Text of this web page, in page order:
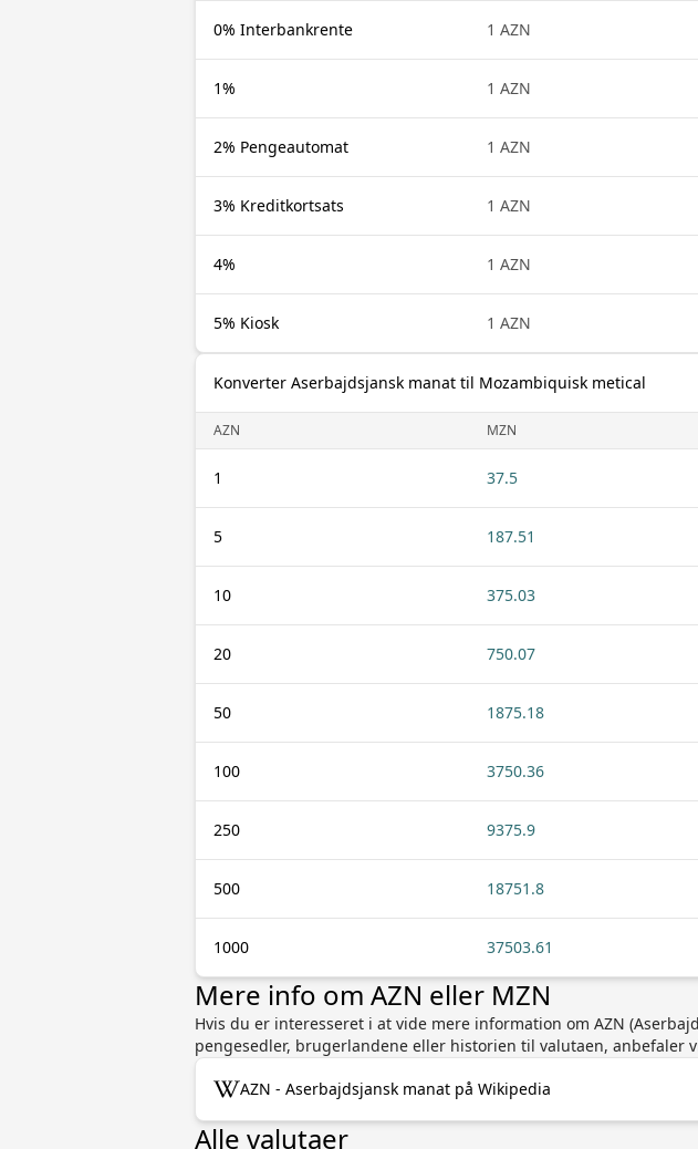
0% Interbankrente 1 AZN
1% 1 AZN
2% Pengeautomat 1 AZN
3% Kreditkortsats 1 AZN
4% 1 AZN
5% Kiosk 1 AZN
Konverter Aserbajdsjansk manat til Mozambiquisk metical
AZN MZN
1 37.5
5 187.51
10 375.03
20 750.07
50 1875.18
100 3750.36
250 9375.9
500 18751.8
1000 37503.61
Mere info om AZN eller MZN
Hvis du er interesseret i at vide mere information om AZN
pengesedler, brugerlandene eller historien til valutaen, anbefaler
AZN - Aserbajdsjansk manat på Wikipedia
Alle valutaer